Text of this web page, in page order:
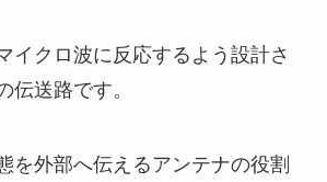
イクロ波に反応するよう設計さ
伝送路です。
を外部へ伝えるアンテナの役割